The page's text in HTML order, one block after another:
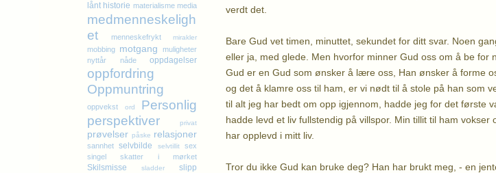
verdt det.
Bare Gud vet timen, minuttet, sekundet for ditt svar. Noen
eller ja, med glede. Men hvorfor minner Gud oss om å be for
Gud er en Gud som ønsker å lære oss, Han ønsker å forme
og det å klamre oss til ham, er vi nødt til å stole på han som
til alt jeg har bedt om opp igjennom, hadde jeg for det første
hadde levd et liv fullstendig på villspor. Min tillit til ham
har opplevd i mitt liv.
Tror du ikke Gud kan bruke deg? Han har brukt meg, - en
lånt historie materialisme media
medmenneskeligh
et
menneskefrykt mirakler
mobbing motgang
muligheter
nyttår
nåde oppdagelser
oppfordring
Oppmuntring
oppvekst ord
Personlig
perspektiver
privat
prøvelser påske relasjoner
sannhet selvbilde selvtillit
sex
singel
skatter i mørket
Skilsmisse sladder
slipp